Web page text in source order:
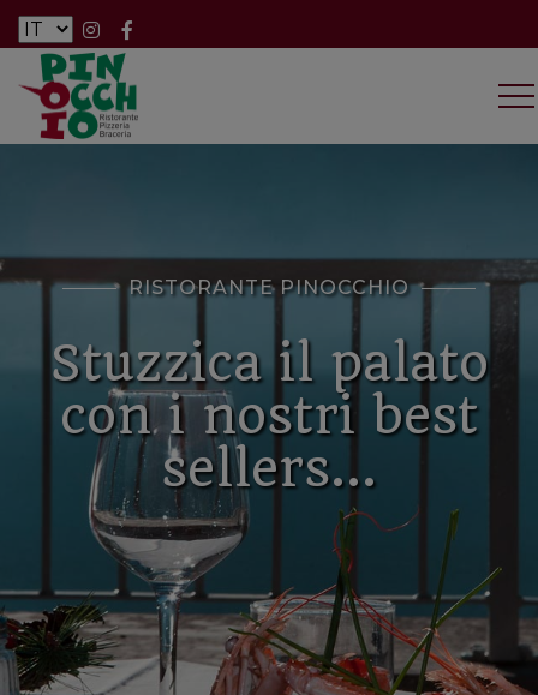
RISTORANTE PINOCCHIO
Stuzzica il palato
con i nostri best
sellers...